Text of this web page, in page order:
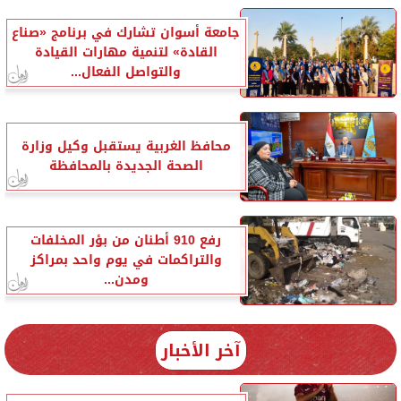
جامعة أسوان تشارك في برنامج «صناع
القادة» لتنمية مهارات القيادة
والتواصل الفعال...
محافظ الغربية يستقبل وكيل وزارة
الصحة الجديدة بالمحافظة
رفع 910 أطنان من بؤر المخلفات
والتراكمات في يوم واحد بمراكز
ومدن...
آخر الأخبار